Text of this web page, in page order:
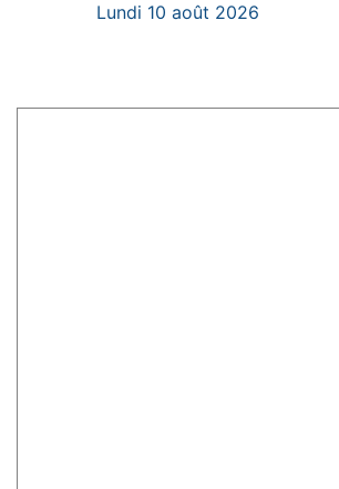
Lundi 10 août 2026